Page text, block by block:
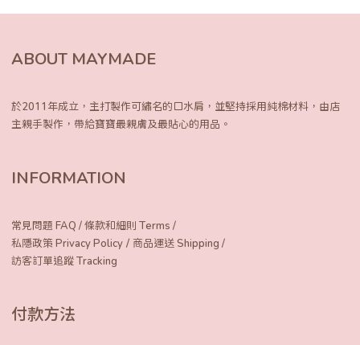
ABOUT MAYMADE
於2011年成立，主打製作可繡名的口水肩， 並堅持採用純棉材料，由店
主親手製作， 帶給寶寶最親膚及最貼心的用品。
INFORMATION
常見問題 FAQ /條款和細則 Terms /
私隱政策 Privacy Policy / 商品運送 Shipping /
訪客訂單追蹤 Tracking
付款方法